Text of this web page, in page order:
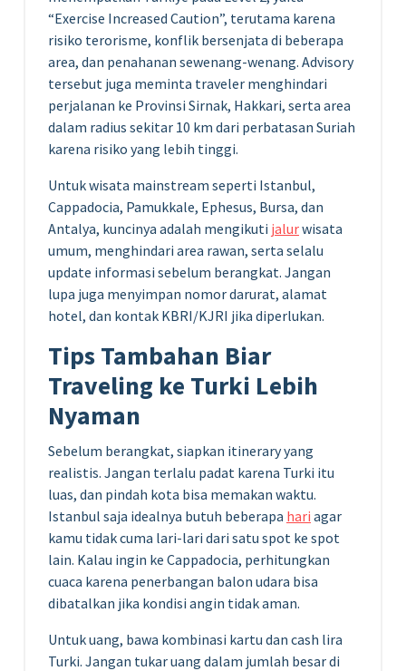
“Exercise Increased Caution”, terutama karena
risiko terorisme, konflik bersenjata di beberapa
area, dan penahanan sewenang-wenang. Advisory
tersebut juga meminta traveler menghindari
perjalanan ke Provinsi Sirnak, Hakkari, serta area
dalam radius sekitar 10 km dari perbatasan Suriah
karena risiko yang lebih tinggi.
Untuk wisata mainstream seperti Istanbul,
Cappadocia, Pamukkale, Ephesus, Bursa, dan
Antalya, kuncinya adalah mengikuti jalurwisata
umum, menghindari area rawan, serta selalu
update informasi sebelum berangkat. Jangan
lupa juga menyimpan nomor darurat, alamat
hotel, dan kontak KBRI/KJRI jika diperlukan.
Tips Tambahan Biar
Traveling ke Turki Lebih
Nyaman
Sebelum berangkat, siapkan itinerary yang
realistis. Jangan terlalu padat karena Turki itu
luas, dan pindah kota bisa memakan waktu.
Istanbul saja idealnya butuh beberapa hari agar
kamu tidak cuma lari-lari dari satu spot ke spot
lain. Kalau ingin ke Cappadocia, perhitungkan
cuaca karena penerbangan balon udara bisa
dibatalkan jika kondisi angin tidak aman.
Untuk uang, bawa kombinasi kartu dan cash lira
Turki. Jangan tukar uang dalam jumlah besar di